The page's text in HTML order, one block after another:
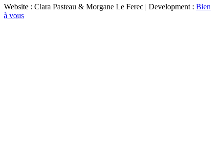
Website : Clara Pasteau & Morgane Le Ferec | Development : Bien
à vous